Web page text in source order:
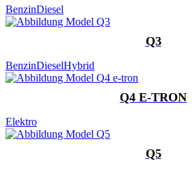
BenzinDiesel
Q3
BenzinDieselHybrid
Q4 E-TRON
Elektro
Q5